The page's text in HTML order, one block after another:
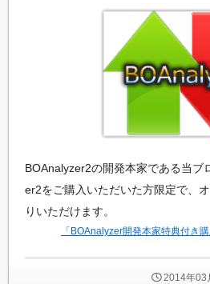
BOAnalyzer2の開発本家である当ブ
er2をご購入いただいた方限定で、
りいただけます。
「BOAnalyzer開発本家特典付き
2014年03